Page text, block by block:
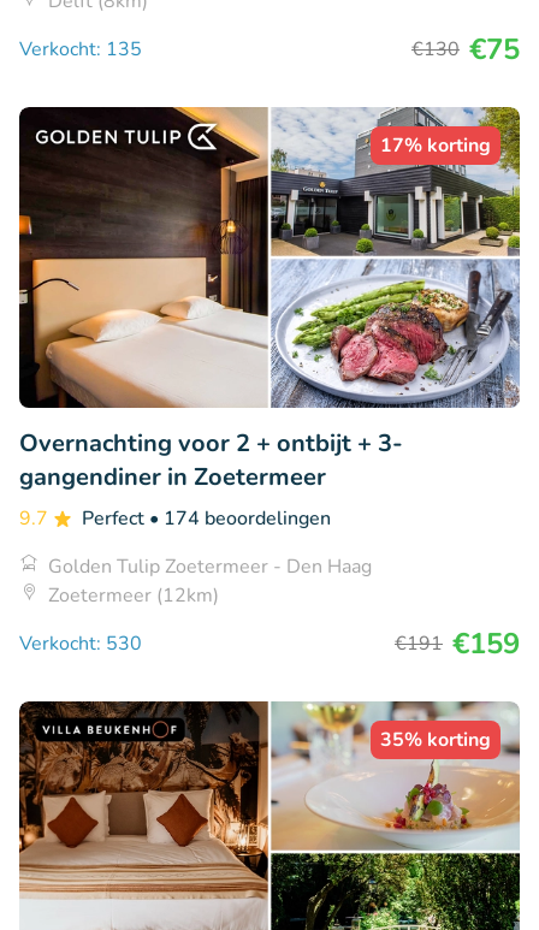
Verkocht: 135
€130 €75
17% korting
Overnachting voor 2 + ontbijt + 3-
gangendiner in Zoetermeer
9.7 Perfect • 174 beoordelingen
Golden Tulip Zoetermeer - Den Haag
Zoetermeer (12km)
Verkocht: 530
€191 €159
35% korting